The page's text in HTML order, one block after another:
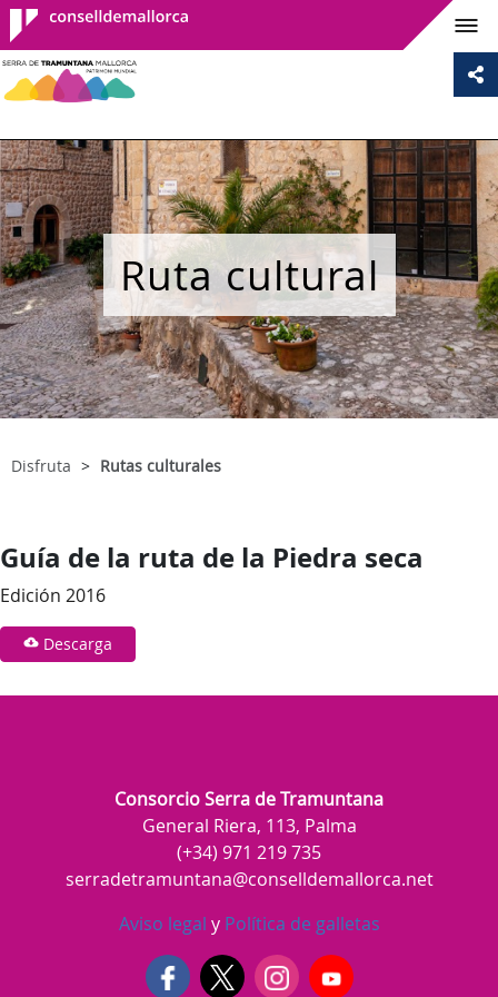
Consell de
Mallorca
Ruta cultural
Disfruta Rutas culturales
Guía de la ruta de la Piedra seca
Edición 2016
Descarga
Consorcio Serra de Tramuntana
General Riera, 113, Palma
(+34) 971 219 735
serradetramuntana@conselldemallorca.net
Aviso legal yPolítica de galletas